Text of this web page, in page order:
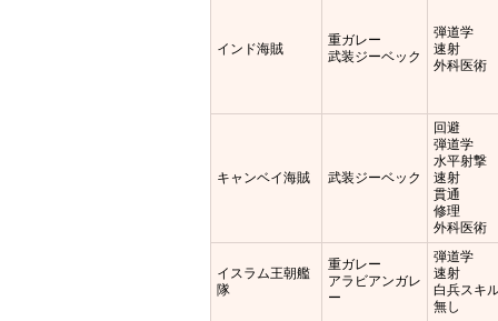
インド海賊
重ガレー
武装ジーベック
弾道学
速射
外科医術
キャンベイ海賊 武装ジーベック
回避
弾道学
水平射撃
速射
貫通
修理
外科医術
イスラム王朝艦
隊
重ガレー
アラビアンガレ
ー
弾道学
速射
白兵スキ
無し